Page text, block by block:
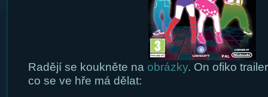
Radějí se koukněte na obrázky. On ofiko
co se ve hře má dělat: